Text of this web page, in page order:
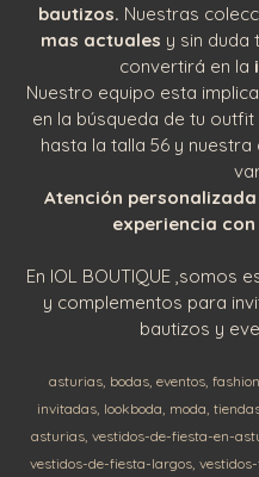
bautizos. Nuestras
mas actuales y sin duda
convertirá en la
Nuestro equipo esta
en la búsqueda de tu
hasta la talla 56 y
Atención
experiencia
En IOL BOUTIQUE ,somos
y complementos para
bautizos y
asturias bodas eventos fashion
invitadas lookboda moda
asturias vestidos-de-fiesta-en-
vestidos-de-fiesta-largos